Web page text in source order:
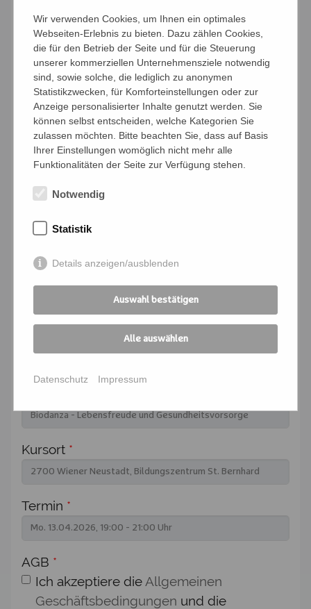
Zusätzlich melde ich weitere Personen für
diese Veranstaltung an:
Anzahl Personen
Namen der Personen (Vor- und Nachname)
Bedingungen
Ich verpflichte mich, die Zahlung und
Personen zu übernehmen
Ich melde mich für folgende
Veranstaltung an:
Kursort *
Termin *
AGB *
Ich akzeptiere die Allgemeinen
Geschäftsbedingungen und die
Wir verwenden Cookies, um Ihnen ein optimales
Webseiten-Erlebnis zu bieten. Dazu zählen Cookies,
die für den Betrieb der Seite und für die Steuerung
unserer kommerziellen Unternehmensziele notwendig
sind, sowie solche, die lediglich zu anonymen
Statistikzwecken, für Komforteinstellungen oder zur
Anzeige personalisierter Inhalte genutzt werden. Sie
können selbst entscheiden, welche Kategorien Sie
zulassen möchten. Bitte beachten Sie, dass auf Basis
Ihrer Einstellungen womöglich nicht mehr alle
Funktionalitäten der Seite zur Verfügung stehen.
Notwendig
Statistik
Details anzeigen/ausblenden
Auswahl bestätigen
Alle auswählen
Datenschutz Impressum